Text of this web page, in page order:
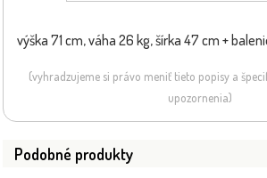
výška 71 cm, váha 26 kg, šírka 47 cm +
(vyhradzujeme si právo meniť tieto popisy a
upozornenia)
Podobné produkty